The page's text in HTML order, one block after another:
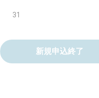
31
新規申込終了